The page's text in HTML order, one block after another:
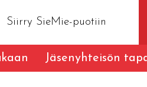
Siirry SieMie-puotiin
Jäsenyhteisön